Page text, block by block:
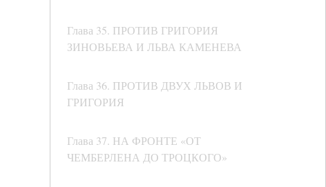
Глава 35. ПРОТИВ ГРИГОРИЯ
ЗИНОВЬЕВА И ЛЬВА КАМЕНЕВА
Глава 36. ПРОТИВ ДВУХ ЛЬВОВ И
ГРИГОРИЯ
Глава 37. НА ФРОНТЕ «ОТ
ЧЕМБЕРЛЕНА ДО ТРОЦКОГО»